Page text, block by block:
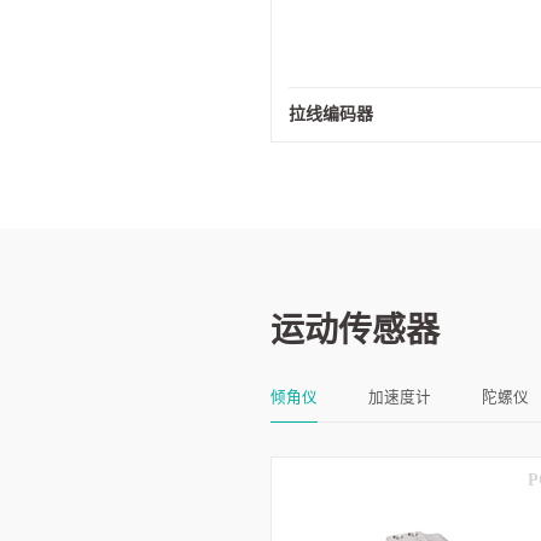
拉线编码器
运动传感器
倾角仪 加速度计 陀螺仪